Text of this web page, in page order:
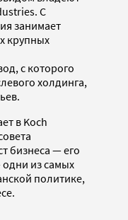
С
занимает
крупных
с которого
холдинга,
в Koch
бизнеса — его
одни из самых
политике,